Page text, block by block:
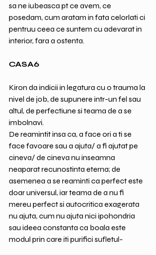
sa ne iubeasca pt ce avem, ce
posedam, cum aratam in fata celorlati ci
pentruu ceea ce suntem cu adevarat in
interior, fara a ostenta.
CASA6
Kiron da indicii in legatura cu o trauma la
nivel de job, de supunere intr-un fel sau
altul, de perfectiune si teama de a se
imbolnavi.
De reamintit insa ca, a face ori a ti se
face favoare sau a ajuta/ a fi ajutat pe
cineva/ de cineva nu inseamna
neaparat recunostinta eterna; de
asemenea a se reaminti ca perfect este
doar universul, iar teama de a nu fi
mereu perfect si autocritica exagerata
nu ajuta, cum nu ajuta nici ipohondria
sau ideea constanta ca boala este
modul prin care iti purifici sufletul-